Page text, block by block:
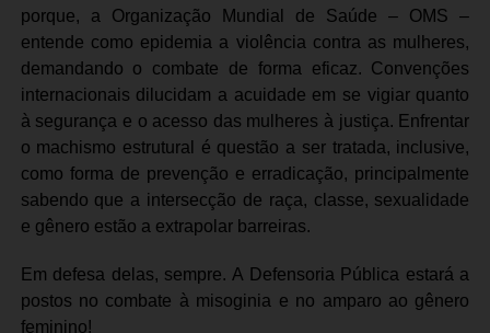
porque, a Organização Mundial de Saúde – OMS –
entende como epidemia a violência contra as mulheres,
demandando o combate de forma eficaz. Convenções
internacionais dilucidam a acuidade em se vigiar quanto
à segurança e o acesso das mulheres à justiça. Enfrentar
o machismo estrutural é questão a ser tratada, inclusive,
como forma de prevenção e erradicação, principalmente
sabendo que a intersecção de raça, classe, sexualidade
e gênero estão a extrapolar barreiras.
Em defesa delas, sempre. A Defensoria Pública estará a
postos no combate à misoginia e no amparo ao gênero
feminino!